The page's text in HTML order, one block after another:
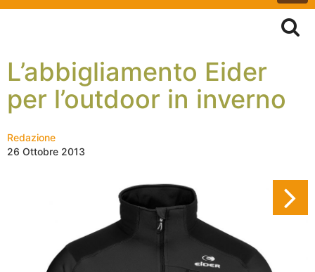
L’abbigliamento Eider
per l’outdoor in inverno
Redazione
26 Ottobre 2013